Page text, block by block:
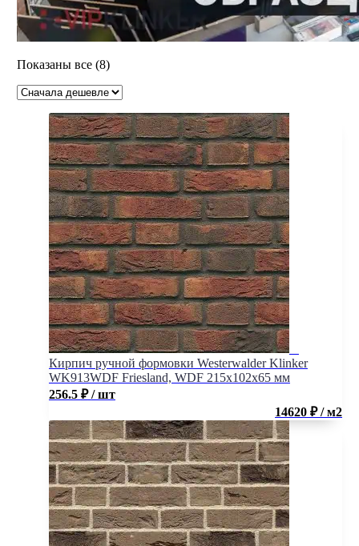
Показаны все (8)Цены:
возрастанию
Кирпич ручной формовки Westerwalder Klinker
WK913WDF Friesland, WDF 215x102x65 мм
256.5 ₽ / шт
14620 ₽ / м2